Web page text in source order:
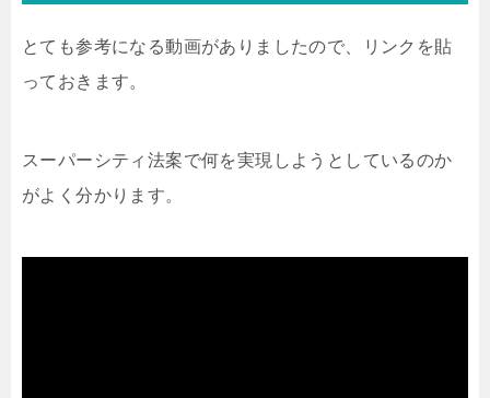
とても参考になる動画がありましたので、リンクを貼
っておきます。
スーパーシティ法案で何を実現しようとしているのか
がよく分かります。